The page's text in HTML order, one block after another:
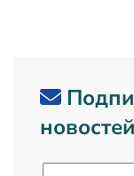
новостей